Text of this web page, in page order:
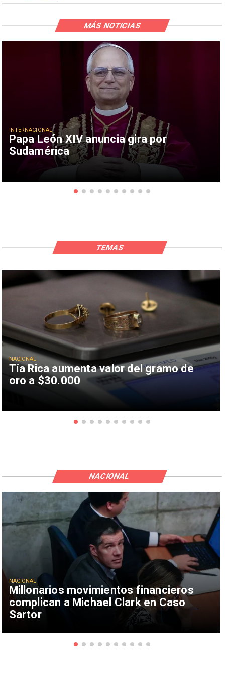
Papa León XIV anuncia gira por
Sudamérica
INTERNACIONAL
MÁS NOTICIAS
Tía Rica aumenta valor del gramo de
oro a $30.000
NACIONAL
TEMAS
Millonarios movimientos financieros
complican a Michael Clark en Caso
Sartor
NACIONAL
NACIONAL